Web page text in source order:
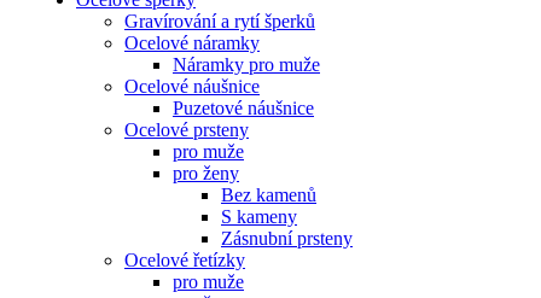
Gravírování a rytí šperků
Ocelové náramky
Náramky pro muže
Ocelové náušnice
Puzetové náušnice
Ocelové prsteny
pro muže
pro ženy
Bez kamenů
S kameny
Zásnubní prsteny
Ocelové řetízky
pro muže